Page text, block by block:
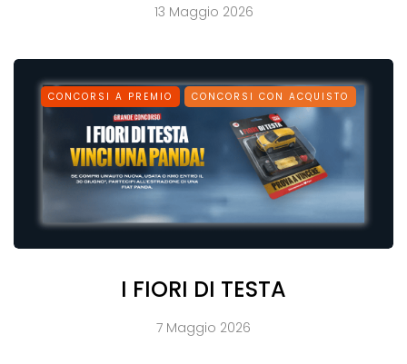
13 Maggio 2026
CONCORSI A PREMIO CONCORSI CON ACQUISTO
I FIORI DI TESTA
7 Maggio 2026